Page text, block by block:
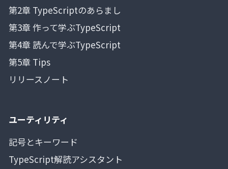
第2章 TypeScriptのあらまし
第3章 作って学ぶTypeScript
第4章 読んで学ぶTypeScript
第5章 Tips
リリースノート
ユーティリティ
記号とキーワード
TypeScript解読アシスタント